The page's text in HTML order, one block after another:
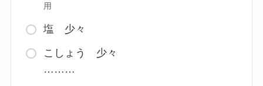
用
塩 少々
こしょう 少々
………